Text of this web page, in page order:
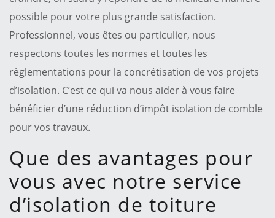
possible pour votre plus grande satisfaction.
Professionnel, vous êtes ou particulier, nous
respectons toutes les normes et toutes les
règlementations pour la concrétisation de vos projets
d’isolation. C’est ce qui va nous aider à vous faire
bénéficier d’une réduction d’impôt isolation de comble
pour vos travaux.
Que des avantages pour
vous avec notre service
d’isolation de toiture